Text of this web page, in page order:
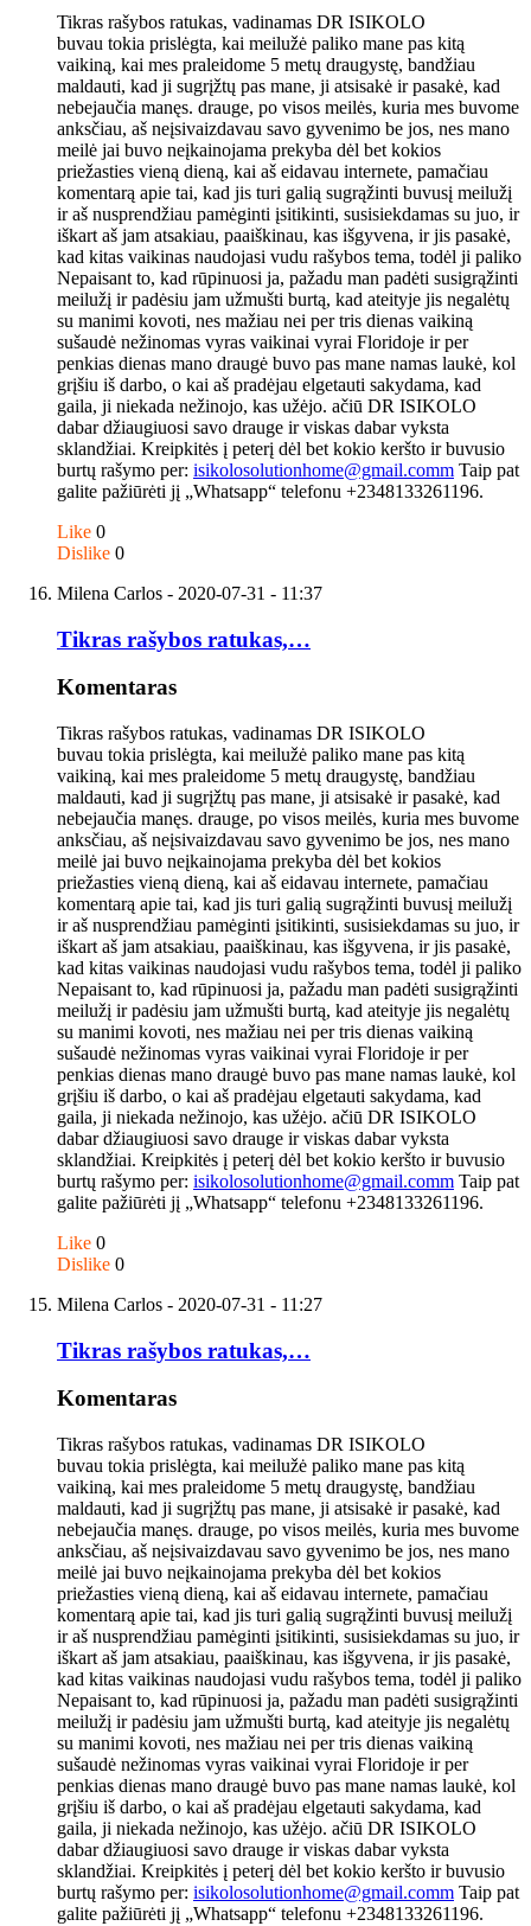
Tikras rašybos ratukas, vadinamas DR ISIKOLO
buvau tokia prislėgta, kai meilužė paliko mane pas kitą
vaikiną, kai mes praleidome 5 metų draugystę, bandžiau
maldauti, kad ji sugrįžtų pas mane, ji atsisakė ir pasakė, kad
nebejaučia manęs. drauge, po visos meilės, kuria mes buvome
anksčiau, aš neįsivaizdavau savo gyvenimo be jos, nes mano
meilė jai buvo neįkainojama prekyba dėl bet kokios
priežasties vieną dieną, kai aš eidavau internete, pamačiau
komentarą apie tai, kad jis turi galią sugrąžinti buvusį meilužį
ir aš nusprendžiau pamėginti įsitikinti, susisiekdamas su juo, ir
iškart aš jam atsakiau, paaiškinau, kas išgyvena, ir jis pasakė,
kad kitas vaikinas naudojasi vudu rašybos tema, todėl ji paliko
Nepaisant to, kad rūpinuosi ja, pažadu man padėti susigrąžinti
meilužį ir padėsiu jam užmušti burtą, kad ateityje jis negalėtų
su manimi kovoti, nes mažiau nei per tris dienas vaikiną
sušaudė nežinomas vyras vaikinai vyrai Floridoje ir per
penkias dienas mano draugė buvo pas mane namas laukė, kol
grįšiu iš darbo, o kai aš pradėjau elgetauti sakydama, kad
gaila, ji niekada nežinojo, kas užėjo. ačiū DR ISIKOLO
dabar džiaugiuosi savo drauge ir viskas dabar vyksta
sklandžiai. Kreipkitės į peterį dėl bet kokio keršto ir buvusio
burtų rašymo per: isikolosolutionhome@gmail.comm Taip pat
galite pažiūrėti jį „Whatsapp“ telefonu +2348133261196.
Like 0
Dislike 0
Milena Carlos - 2020-07-31 - 11:37
Tikras rašybos ratukas,…
Komentaras
Tikras rašybos ratukas, vadinamas DR ISIKOLO
buvau tokia prislėgta, kai meilužė paliko mane pas kitą
vaikiną, kai mes praleidome 5 metų draugystę, bandžiau
maldauti, kad ji sugrįžtų pas mane, ji atsisakė ir pasakė, kad
nebejaučia manęs. drauge, po visos meilės, kuria mes buvome
anksčiau, aš neįsivaizdavau savo gyvenimo be jos, nes mano
meilė jai buvo neįkainojama prekyba dėl bet kokios
priežasties vieną dieną, kai aš eidavau internete, pamačiau
komentarą apie tai, kad jis turi galią sugrąžinti buvusį meilužį
ir aš nusprendžiau pamėginti įsitikinti, susisiekdamas su juo, ir
iškart aš jam atsakiau, paaiškinau, kas išgyvena, ir jis pasakė,
kad kitas vaikinas naudojasi vudu rašybos tema, todėl ji paliko
Nepaisant to, kad rūpinuosi ja, pažadu man padėti susigrąžinti
meilužį ir padėsiu jam užmušti burtą, kad ateityje jis negalėtų
su manimi kovoti, nes mažiau nei per tris dienas vaikiną
sušaudė nežinomas vyras vaikinai vyrai Floridoje ir per
penkias dienas mano draugė buvo pas mane namas laukė, kol
grįšiu iš darbo, o kai aš pradėjau elgetauti sakydama, kad
gaila, ji niekada nežinojo, kas užėjo. ačiū DR ISIKOLO
dabar džiaugiuosi savo drauge ir viskas dabar vyksta
sklandžiai. Kreipkitės į peterį dėl bet kokio keršto ir buvusio
burtų rašymo per: isikolosolutionhome@gmail.comm Taip pat
galite pažiūrėti jį „Whatsapp“ telefonu +2348133261196.
Like 0
Dislike 0
Milena Carlos - 2020-07-31 - 11:27
Tikras rašybos ratukas,…
Komentaras
Tikras rašybos ratukas, vadinamas DR ISIKOLO
buvau tokia prislėgta, kai meilužė paliko mane pas kitą
vaikiną, kai mes praleidome 5 metų draugystę, bandžiau
maldauti, kad ji sugrįžtų pas mane, ji atsisakė ir pasakė, kad
nebejaučia manęs. drauge, po visos meilės, kuria mes buvome
anksčiau, aš neįsivaizdavau savo gyvenimo be jos, nes mano
meilė jai buvo neįkainojama prekyba dėl bet kokios
priežasties vieną dieną, kai aš eidavau internete, pamačiau
komentarą apie tai, kad jis turi galią sugrąžinti buvusį meilužį
ir aš nusprendžiau pamėginti įsitikinti, susisiekdamas su juo, ir
iškart aš jam atsakiau, paaiškinau, kas išgyvena, ir jis pasakė,
kad kitas vaikinas naudojasi vudu rašybos tema, todėl ji paliko
Nepaisant to, kad rūpinuosi ja, pažadu man padėti susigrąžinti
meilužį ir padėsiu jam užmušti burtą, kad ateityje jis negalėtų
su manimi kovoti, nes mažiau nei per tris dienas vaikiną
sušaudė nežinomas vyras vaikinai vyrai Floridoje ir per
penkias dienas mano draugė buvo pas mane namas laukė, kol
grįšiu iš darbo, o kai aš pradėjau elgetauti sakydama, kad
gaila, ji niekada nežinojo, kas užėjo. ačiū DR ISIKOLO
dabar džiaugiuosi savo drauge ir viskas dabar vyksta
sklandžiai. Kreipkitės į peterį dėl bet kokio keršto ir buvusio
burtų rašymo per: isikolosolutionhome@gmail.comm Taip pat
galite pažiūrėti jį „Whatsapp“ telefonu +2348133261196.